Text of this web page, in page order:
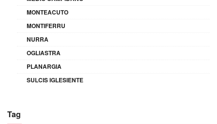
MONTEACUTO
MONTIFERRU
NURRA
OGLIASTRA
PLANARGIA
SULCIS IGLESIENTE
Tag